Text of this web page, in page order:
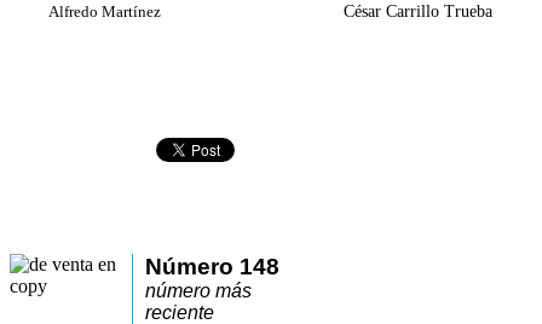
Alfredo Martínez César Carrillo Trueba
Número 148
número más
reciente